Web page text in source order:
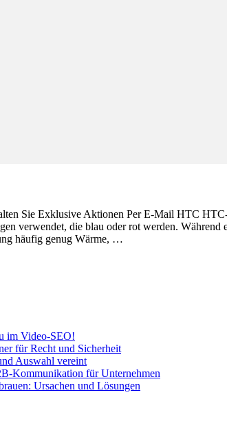
Sie Exklusive Aktionen Per E-Mail HTC
verwendet, die blau oder rot werden.
häufig genug Wärme, …
im Video-SEO!
für Recht und Sicherheit
Auswahl vereint
Kommunikation für Unternehmen
Ursachen und Lösungen